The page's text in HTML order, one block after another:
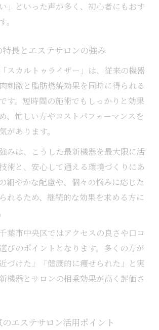
」といった声が多く、初心者にもおす
長とエステサロンの強み
スカルトゥライザー」は、従来の機器
刺激と脂肪燃焼効果を同時に得られる
す。短時間の施術でもしっかりと効果
、忙しい方やコストパフォーマンスを
があります。
みは、こうした最新機器を最大限に活
術と、安心して通える環境づくりにあ
細やかな配慮や、個々の悩みに応じた
れるため、継続的な効果を求める方に
葉市中央区ではアクセスの良さや口コ
びのポイントとなります。多くの方が
づけた」「健康的に痩せられた」と実
機器とサロンの相乗効果が高く評価さ
エステサロン活用ポイント